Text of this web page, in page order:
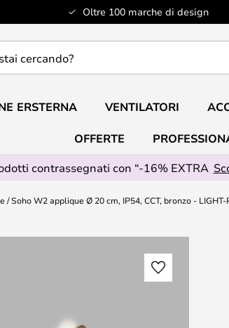
Oltre 100 marche di design
ERSTERNA VENTILATORI
OFFERTE
contrassegnati con “-16% EXTRA
Soho W2 applique Ø 20 cm, IP54, CCT, bronzo - LIGHT-